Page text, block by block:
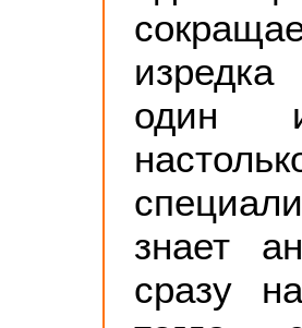
один
знает
сразу